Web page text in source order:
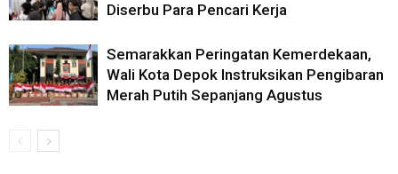
Diserbu Para Pencari Kerja
Semarakkan Peringatan Kemerdekaan,
Wali Kota Depok Instruksikan Pengibaran
Merah Putih Sepanjang Agustus